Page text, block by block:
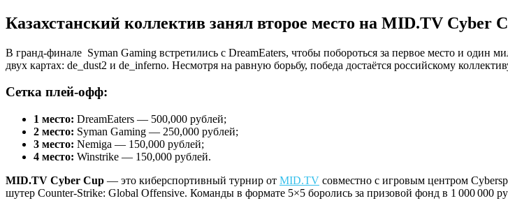
Казахстанский коллектив занял второе место на MID.TV Cyber
В гранд-финале Syman Gaming встретились с DreamEaters, чтобы побороться за первое место и
двух картах: de_dust2 и de_inferno. Несмотря на равную борьбу, победа достаётся российскому
Сетка плей-офф:
1 место: DreamEaters — 500,000 рублей;
2 место: Syman Gaming — 250,000 рублей;
3 место: Nemiga — 150,000 рублей;
4 место: Winstrike — 150,000 рублей.
MID.TV Cyber Cup — это киберспортивный турнир от MID.TV совместно с игровым центром
шутер Counter-Strike: Global Offensive. Команды в формате 5×5 боролись за призовой фонд в 1 000 000